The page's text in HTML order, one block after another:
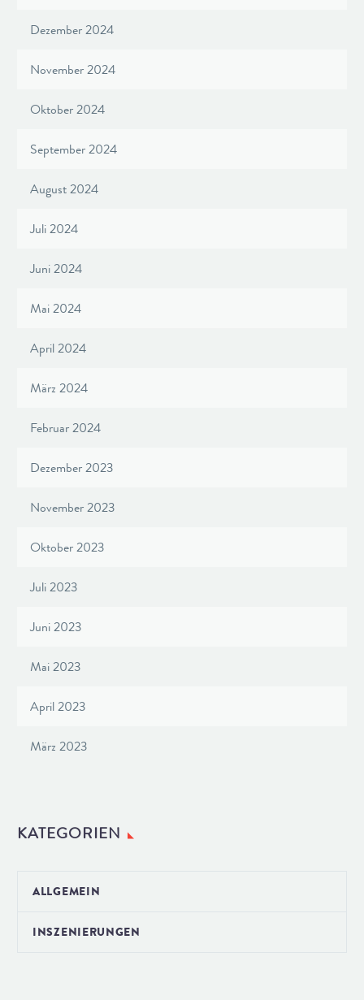
Dezember 2024
November 2024
Oktober 2024
September 2024
August 2024
Juli 2024
Juni 2024
Mai 2024
April 2024
März 2024
Februar 2024
Dezember 2023
November 2023
Oktober 2023
Juli 2023
Juni 2023
Mai 2023
April 2023
März 2023
KATEGORIEN
ALLGEMEIN
INSZENIERUNGEN